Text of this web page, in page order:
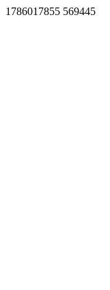
1786017855 569445